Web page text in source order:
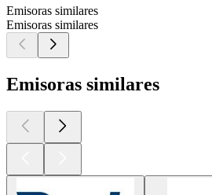
Emisoras similares
Emisoras similares
Emisoras similares